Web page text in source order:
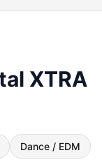
XTRA
Dance / EDM